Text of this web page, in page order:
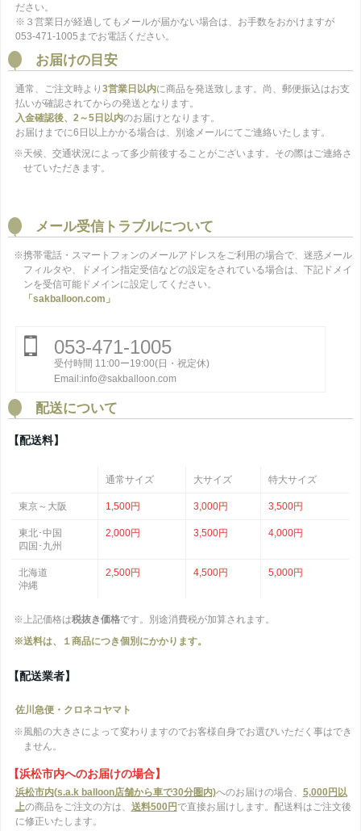
ださい。
※３営業日が経過してもメールが届かない場合は、お手数をおかけますが
053-471-1005までお電話ください。
お届けの目安
通常、ご注文時より 3営業日以内に商品を発送致します。尚、郵便振込はお支
払いが確認されてからの発送となります。
入金確認後、2～5日以内のお届けとなります。
お届けまでに6日以上かかる場合は、別途メールにてご連絡いたします。
※天候、交通状況によって多少前後することがございます。その際はご連絡さ
せていただきます。
メール受信トラブルについて
※携帯電話・スマートフォンのメールアドレスをご利用の場合で、迷惑メール
フィルタや、ドメイン指定受信などの設定をされている場合は、下記ドメイ
ンを受信可能ドメインに設定してください。
「sakballoon.com」
053-471-1005
受付時間 11:00ー19:00(日・祝定休)
Email:info@sakballoon.com
配送について
【配送料】
通常サイズ 大サイズ 特大サイズ
東京～大阪 1,500円 3,000円 3,500円
東北･中国
四国･九州
2,000円 3,500円 4,000円
北海道
沖縄
2,500円 4,500円 5,000円
※上記価格は税抜き価格です。別途消費税が加算されます。
※送料は、１商品につき個別にかかります。
【配送業者】
佐川急便・クロネコヤマト
※風船の大きさによって変わりますのでお客様自身でお選びいただく事はでき
ません。
【浜松市内へのお届けの場合】
浜松市内(s.a.k balloon店舗から車で30分圏内)へのお届けの場合、 5,000円以
上の商品をご注文の方は、 送料500円で直接お届けします。配送料はご注文後
に修正いたします。